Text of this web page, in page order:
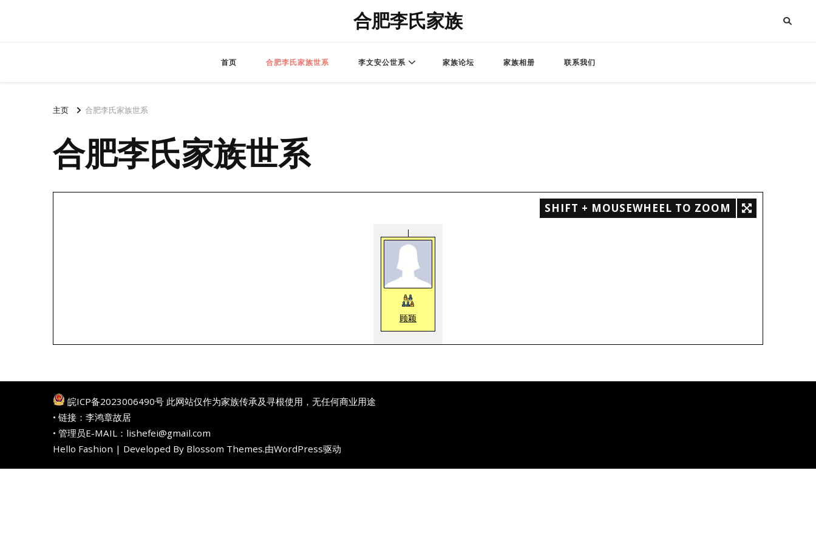
合肥李氏家族
首页 合肥李氏家族世系 李文安公世系 家族论坛 家族相册 联系我们
主页 合肥李氏家族世系
合肥李氏家族世系
SHIFT + MOUSEWHEEL TO ZOOM
顾颖
皖ICP备2023006490号 此网站仅作为家族传承及寻根使用，无任何商业用途
• 链接： 李鸿章故居
• 管理员E-MAIL：lishefei@gmail.com
Hello Fashion | Developed By Blossom Themes.由WordPress驱动